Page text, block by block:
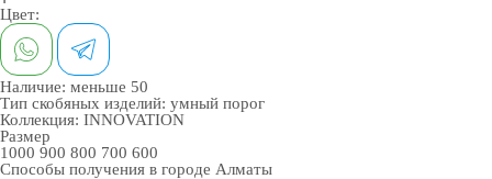
Цвет:
Наличие: меньше 50
Тип скобяных изделий: умный порог
Коллекция: INNOVATION
Размер
1000 900 800 700 600
Способы получения в городе Алматы